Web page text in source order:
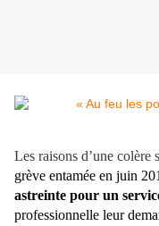
Les raisons d’une
grève entamée en juin
astreinte pour un
professionnelle leur